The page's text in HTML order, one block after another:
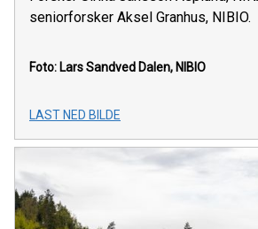
seniorforsker Aksel Granhus, NIBIO.
Foto: Lars Sandved Dalen, NIBIO
LAST NED BILDE